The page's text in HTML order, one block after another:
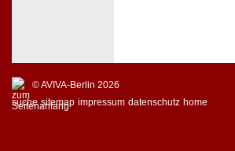
© AVIVA-Berlin 2026
suche sitemap impressum datenschutz home